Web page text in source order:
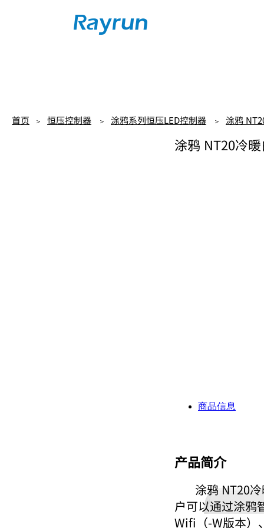
首页 ＞ 恒压控制器 ＞ 涂鸦系列恒压LED控制器 ＞ 涂鸦
涂鸦 NT20冷
商品信息
产品简介
涂鸦 NT20
⼾可以通过涂鸦
Wifi（-W版本）